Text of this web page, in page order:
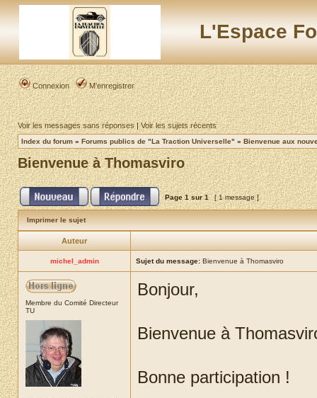
L'Espace
Connexion M’enregistrer
Voir les messages sans réponses|Voir les sujets récents
Index du forum » Forums publics de "La Traction Universelle" » Bienvenue aux
Bienvenue à Thomasviro
Page1sur1 [ 1 message ]
Imprimer le sujet
Auteur
michel_admin Sujet du message: Bienvenue à Thomasviro
Membre du Comité Directeur
TU
Bonjour,
Bienvenue à
Bonne participation !